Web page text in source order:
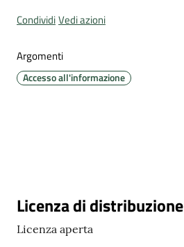
Sportello
SUE
su
CondividiVedi azioni
Argomenti
Accesso all'informazione
Descrizione
Licenza di distribuzione
Licenza aperta